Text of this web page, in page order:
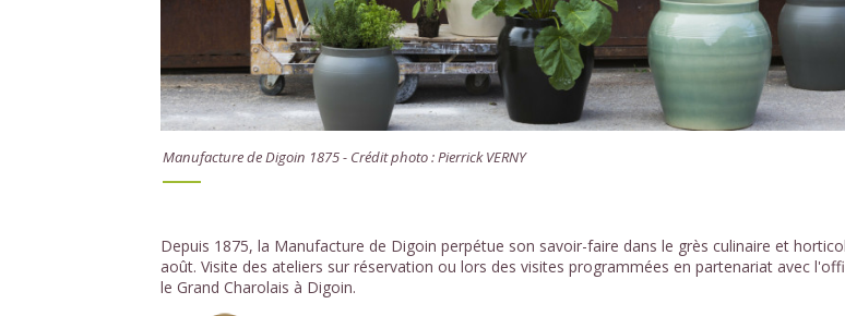
Manufacture de Digoin 1875 - Crédit photo : Pierrick VERNY
Depuis 1875, la Manufacture de Digoin perpétue son savoir-faire dans le grès culinaire et
août. Visite des ateliers sur réservation ou lors des visites programmées en partenariat avec
le Grand Charolais à Digoin.